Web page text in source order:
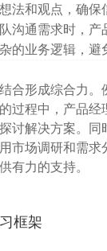
法和观点，确保
沟通需求时，产
的业务逻辑，避
合形成综合力。
过程中，产品经
讨解决方案。同
市场调研和需求
有力的支持。
框架